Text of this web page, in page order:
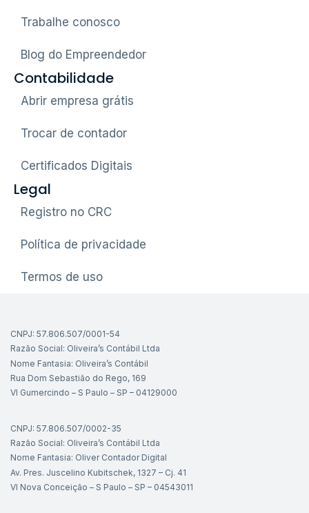
Trabalhe conosco
Blog do Empreendedor
Contabilidade
Abrir empresa grátis
Trocar de contador
Certificados Digitais
Legal
Registro no CRC
Política de privacidade
Termos de uso
CNPJ: 57.806.507/0001-54
Razão Social: Oliveira’s Contábil Ltda
Nome Fantasia: Oliveira’s Contábil
Rua Dom Sebastião do Rego, 169
Vl Gumercindo – S Paulo – SP – 04129000
CNPJ: 57.806.507/0002-35
Razão Social: Oliveira’s Contábil Ltda
Nome Fantasia: Oliver Contador Digital
Av. Pres. Juscelino Kubitschek, 1327 – Cj. 41
Vl Nova Conceição – S Paulo – SP – 04543011